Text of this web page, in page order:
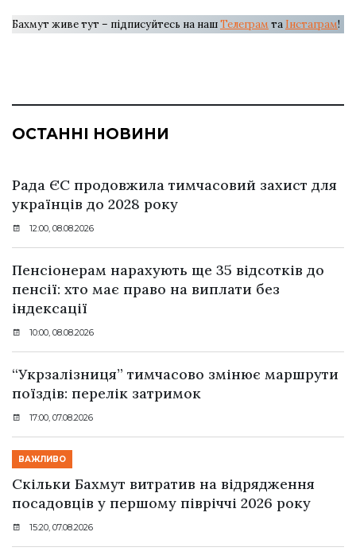
Бахмут живе тут – підписуйтесь на нашТелеграм та Інстаграм!
ОСТАННІ НОВИНИ
Рада ЄС продовжила тимчасовий захист для
українців до 2028 року
12:00, 08.08.2026
Пенсіонерам нарахують ще 35 відсотків до
пенсії: хто має право на виплати без
індексації
10:00, 08.08.2026
“Укрзалізниця” тимчасово змінює маршрути
поїздів: перелік затримок
17:00, 07.08.2026
ВАЖЛИВО
Скільки Бахмут витратив на відрядження
посадовців у першому півріччі 2026 року
15:20, 07.08.2026